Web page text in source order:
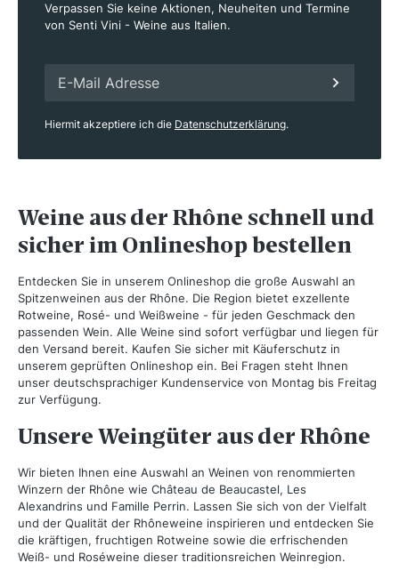
Verpassen Sie keine Aktionen, Neuheiten und Termine
von Senti Vini - Weine aus Italien.
Hiermit akzeptiere ich die Datenschutzerklärung.
Weine aus der Rhône schnell und
sicher im Onlineshop bestellen
Entdecken Sie in unserem Onlineshop die große Auswahl an
Spitzenweinen aus der Rhône. Die Region bietet exzellente
Rotweine, Rosé- und Weißweine - für jeden Geschmack den
passenden Wein. Alle Weine sind sofort verfügbar und liegen für
den Versand bereit. Kaufen Sie sicher mit Käuferschutz in
unserem geprüften Onlineshop ein. Bei Fragen steht Ihnen
unser deutschsprachiger Kundenservice von Montag bis Freitag
zur Verfügung.
Unsere Weingüter aus der Rhône
Wir bieten Ihnen eine Auswahl an Weinen von renommierten
Winzern der Rhône wie Château de Beaucastel, Les
Alexandrins und Famille Perrin. Lassen Sie sich von der Vielfalt
und der Qualität der Rhôneweine inspirieren und entdecken Sie
die kräftigen, fruchtigen Rotweine sowie die erfrischenden
Weiß- und Roséweine dieser traditionsreichen Weinregion.